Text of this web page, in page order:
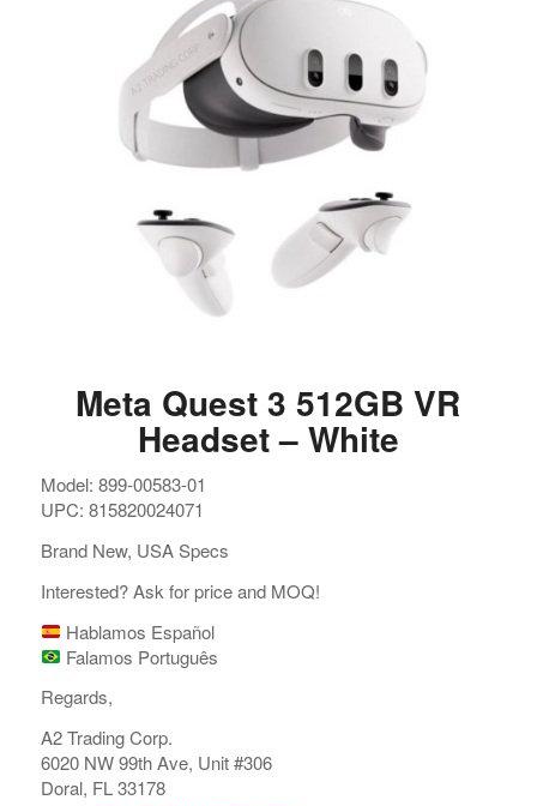
Meta Quest 3 512GB VR
Headset – White
Model: 899-00583-01
UPC: 815820024071
Brand New, USA Specs
Interested? Ask for price and MOQ!
Hablamos Español
Falamos Português
Regards,
A2 Trading Corp.
6020 NW 99th Ave, Unit #306
Doral, FL 33178